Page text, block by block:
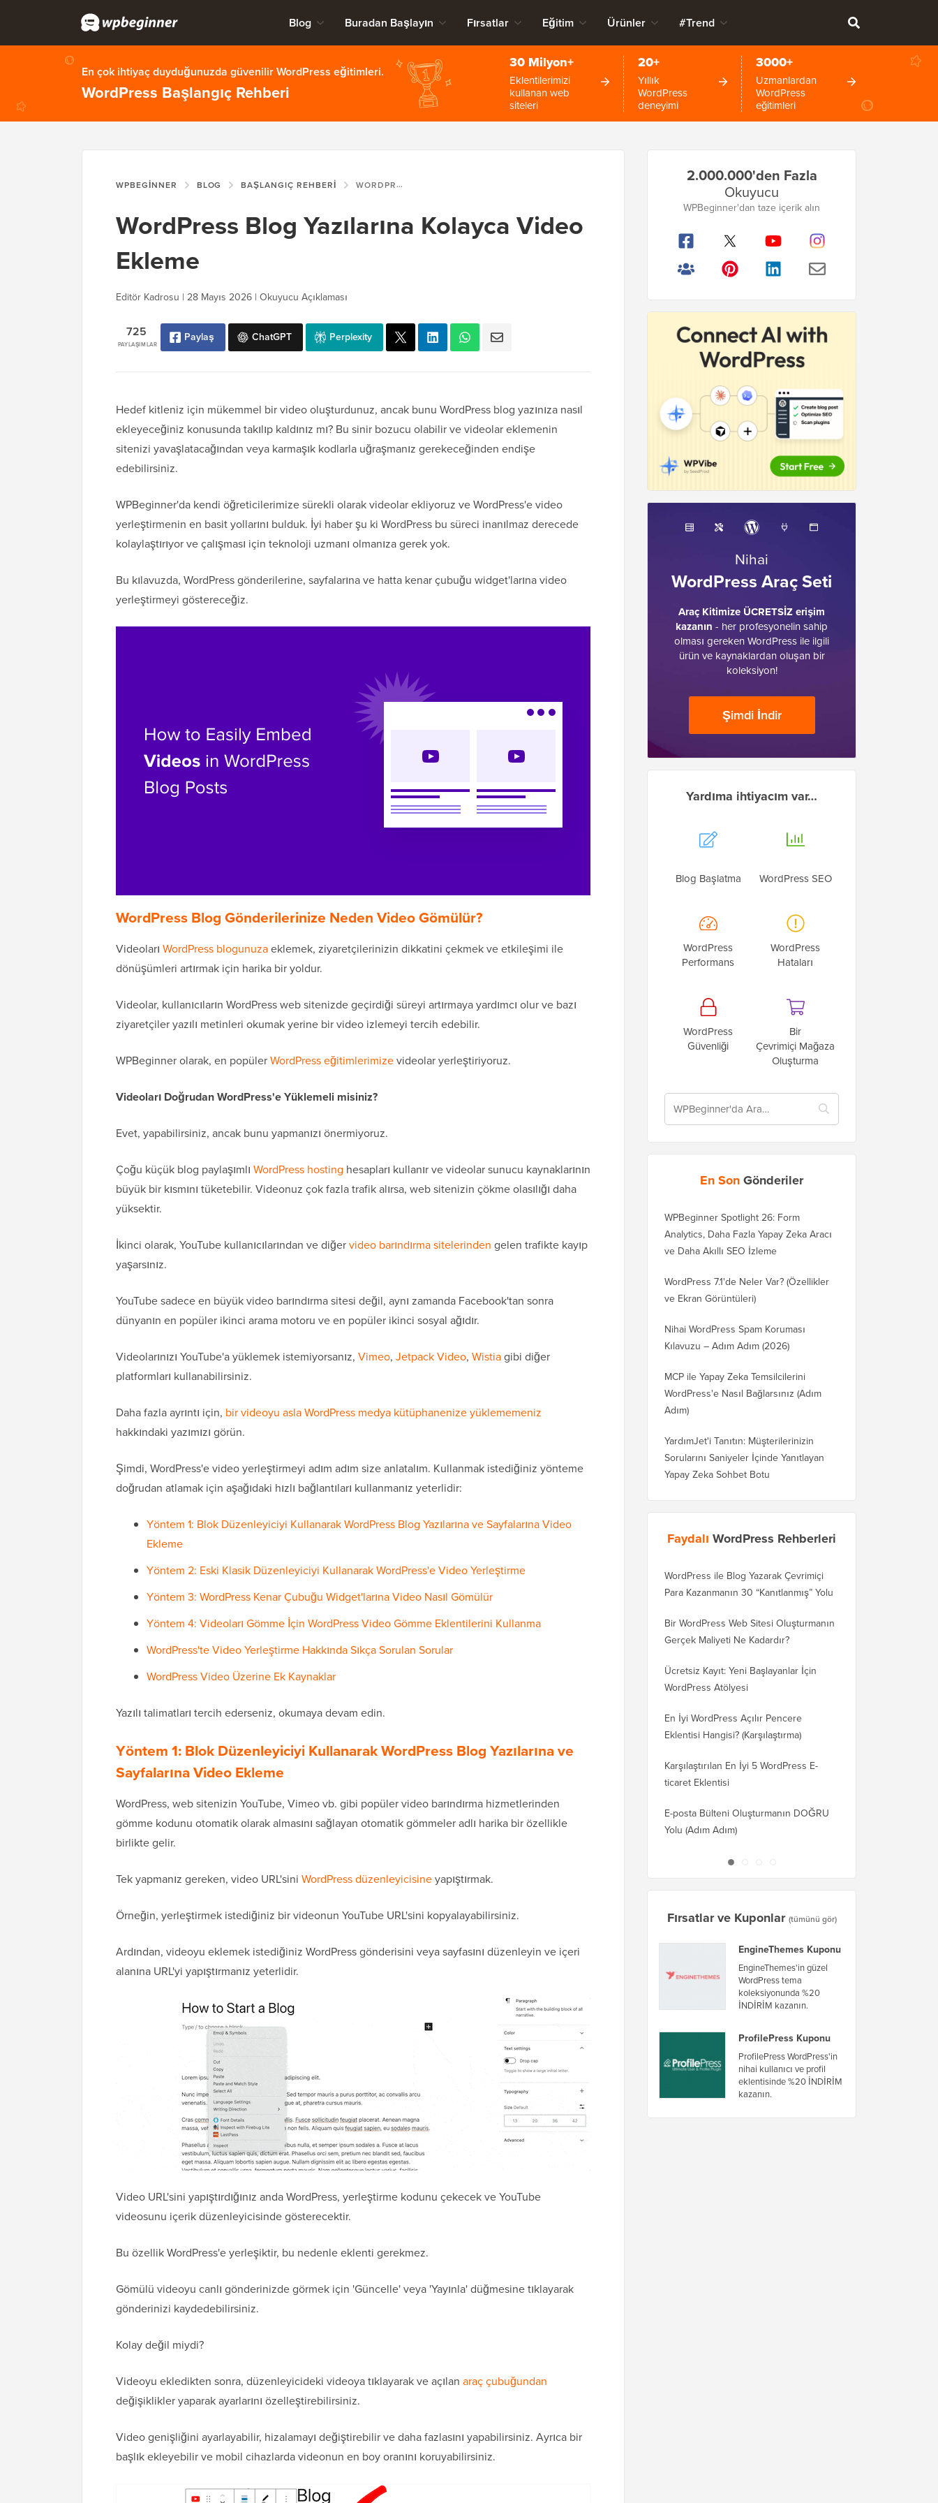
Blog Buradan Başlayın Fırsatlar Eğitim Ürünler #Trend
En çok ihtiyaç duyduğunuzda güvenilir WordPress eğitimleri.
WordPress Başlangıç Rehberi
30 Milyon+
Eklentilerimizi
kullanan web
siteleri
20+
Yıllık
WordPress
deneyimi
3000+
Uzmanlardan
WordPress
eğitimleri
WPBEGINNER BLOG BAŞLANGIÇ REHBERI WORDPRESS BLOG YAZILARINA KOLAYCA VIDEO EKLEME
WordPress Blog Yazılarına Kolayca Video
Ekleme
Editör Kadrosu | 28 Mayıs 2026 | Okuyucu Açıklaması
PAYLAŞIMLAR
725 Paylaş ChatGPT Perplexity
Hedef kitleniz için mükemmel bir video oluşturdunuz, ancak bunu WordPress blog yazınıza nasıl
ekleyeceğiniz konusunda takılıp kaldınız mı? Bu sinir bozucu olabilir ve videolar eklemenin
sitenizi yavaşlatacağından veya karmaşık kodlarla uğraşmanız gerekeceğinden endişe
edebilirsiniz.
WPBeginner'da kendi öğreticilerimize sürekli olarak videolar ekliyoruz ve WordPress'e video
yerleştirmenin en basit yollarını bulduk. İyi haber şu ki WordPress bu süreci inanılmaz derecede
kolaylaştırıyor ve çalışması için teknoloji uzmanı olmanıza gerek yok.
Bu kılavuzda, WordPress gönderilerine, sayfalarına ve hatta kenar çubuğu widget'larına video
yerleştirmeyi göstereceğiz.
WordPress Blog Gönderilerinize Neden Video Gömülür?
Videoları WordPress blogunuzaeklemek, ziyaretçilerinizin dikkatini çekmek ve etkileşimi ile
dönüşümleri artırmak için harika bir yoldur.
Videolar, kullanıcıların WordPress web sitenizde geçirdiği süreyi artırmaya yardımcı olur ve bazı
ziyaretçiler yazılı metinleri okumak yerine bir video izlemeyi tercih edebilir.
WPBeginner olarak, en popülerWordPress eğitimlerimizevideolar yerleştiriyoruz.
Videoları Doğrudan WordPress'e Yüklemeli misiniz?
Evet, yapabilirsiniz, ancak bunu yapmanızı önermiyoruz.
Çoğu küçük blog paylaşımlı WordPress hosting hesapları kullanır ve videolar sunucu kaynaklarının
büyük bir kısmını tüketebilir. Videonuz çok fazla trafik alırsa, web sitenizin çökme olasılığı daha
yüksektir.
İkinci olarak, YouTube kullanıcılarından ve diğervideo barındırma sitelerinden gelen trafikte kayıp
yaşarsınız.
YouTube sadece en büyük video barındırma sitesi değil, aynı zamanda Facebook'tan sonra
dünyanın en popüler ikinci arama motoru ve en popüler ikinci sosyal ağıdır.
Videolarınızı YouTube'a yüklemek istemiyorsanız, Vimeo, Jetpack Video, Wistiagibi diğer
platformları kullanabilirsiniz.
Daha fazla ayrıntı için, bir videoyu asla WordPress medya kütüphanenize yüklememeniz
hakkındaki yazımızı görün.
Şimdi, WordPress'e video yerleştirmeyi adım adım size anlatalım. Kullanmak istediğiniz yönteme
doğrudan atlamak için aşağıdaki hızlı bağlantıları kullanmanız yeterlidir:
Yöntem 1: Blok Düzenleyiciyi Kullanarak WordPress Blog Yazılarına ve Sayfalarına Video
Ekleme
Yöntem 2: Eski Klasik Düzenleyiciyi Kullanarak WordPress'e Video Yerleştirme
Yöntem 3: WordPress Kenar Çubuğu Widget'larına Video Nasıl Gömülür
Yöntem 4: Videoları Gömme İçin WordPress Video Gömme Eklentilerini Kullanma
WordPress'te Video Yerleştirme Hakkında Sıkça Sorulan Sorular
WordPress Video Üzerine Ek Kaynaklar
Yazılı talimatları tercih ederseniz, okumaya devam edin.
Yöntem 1: Blok Düzenleyiciyi Kullanarak WordPress Blog Yazılarına ve
Sayfalarına Video Ekleme
WordPress, web sitenizin YouTube, Vimeo vb. gibi popüler video barındırma hizmetlerinden
gömme kodunu otomatik olarak almasını sağlayan otomatik gömmeler adlı harika bir özellikle
birlikte gelir.
Tek yapmanız gereken, video URL'sini WordPress düzenleyicisineyapıştırmak.
Örneğin, yerleştirmek istediğiniz bir videonun YouTube URL'sini kopyalayabilirsiniz.
Ardından, videoyu eklemek istediğiniz WordPress gönderisini veya sayfasını düzenleyin ve içeri
alanına URL'yi yapıştırmanız yeterlidir.
Video URL'sini yapıştırdığınız anda WordPress, yerleştirme kodunu çekecek ve YouTube
videosunu içerik düzenleyicisinde gösterecektir.
Bu özellik WordPress'e yerleşiktir, bu nedenle eklenti gerekmez.
Gömülü videoyu canlı gönderinizde görmek için 'Güncelle' veya 'Yayınla' düğmesine tıklayarak
gönderinizi kaydedebilirsiniz.
Kolay değil miydi?
Videoyu ekledikten sonra, düzenleyicideki videoya tıklayarak ve açılan araç çubuğundan
değişiklikler yaparak ayarlarını özelleştirebilirsiniz.
Video genişliğini ayarlayabilir, hizalamayı değiştirebilir ve daha fazlasını yapabilirsiniz. Ayrıca bir
başlık ekleyebilir ve mobil cihazlarda videonun en boy oranını koruyabilirsiniz.
Kenar
Çubuğu
2.000.000'den Fazla
Okuyucu
WPBeginner'dan taze içerik alın
Nihai
WordPress Araç Seti
Araç Kitimize ÜCRETSİZ erişim
kazanın - her profesyonelin sahip
olması gereken WordPress ile ilgili
ürün ve kaynaklardan oluşan bir
koleksiyon!
Şimdi İndir
Yardıma ihtiyacım var…
Blog Başlatma WordPress SEO
WordPress
Performans
WordPress
Hataları
WordPress
Güvenliği
Bir
Çevrimiçi Mağaza
Oluşturma
En SonGönderiler
WPBeginner Spotlight 26: Form
Analytics, Daha Fazla Yapay Zeka Aracı
ve Daha Akıllı SEO İzleme
WordPress 7.1'de Neler Var? (Özellikler
ve Ekran Görüntüleri)
Nihai WordPress Spam Koruması
Kılavuzu – Adım Adım (2026)
MCP ile Yapay Zeka Temsilcilerini
WordPress'e Nasıl Bağlarsınız (Adım
Adım)
YardımJet'i Tanıtın: Müşterilerinizin
Sorularını Saniyeler İçinde Yanıtlayan
Yapay Zeka Sohbet Botu
Faydalı WordPress Rehberleri
WordPress ile Blog Yazarak Çevrimiçi
Para Kazanmanın 30 “Kanıtlanmış” Yolu
Bir WordPress Web Sitesi Oluşturmanın
Gerçek Maliyeti Ne Kadardır?
Ücretsiz Kayıt: Yeni Başlayanlar İçin
WordPress Atölyesi
En İyi WordPress Açılır Pencere
Eklentisi Hangisi? (Karşılaştırma)
Karşılaştırılan En İyi 5 WordPress E-
ticaret Eklentisi
E-posta Bülteni Oluşturmanın DOĞRU
Yolu (Adım Adım)
Fırsatlar ve Kuponlar (tümünü gör)
EngineThemes Kuponu
EngineThemes'in güzel
WordPress tema
koleksiyonunda %20
İNDİRİM kazanın.
ProfilePress Kuponu
ProfilePress WordPress'in
nihai kullanıcı ve profil
eklentisinde %20 İNDİRİM
kazanın.